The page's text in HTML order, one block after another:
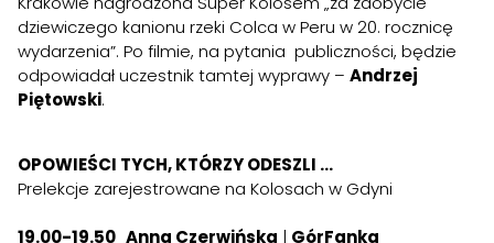
dziewiczego kanionu rzeki Colca w Peru w 20. rocznicę
wydarzenia”. Po filmie, na pytania publiczności, będzie
odpowiadał uczestnik tamtej wyprawy – Andrzej
Piętowski.
OPOWIEŚCI TYCH, KTÓRZY ODESZLI …
Prelekcje zarejestrowane na Kolosach w Gdyni
19.00-19.50 Anna Czerwińska | GórFanka